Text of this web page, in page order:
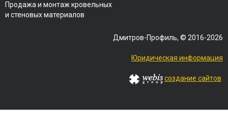
Продажа и монтаж кровельных
и стеновых материалов
Дмитров-Профиль, © 2016-2026
Юридическая информация
создание сайтов